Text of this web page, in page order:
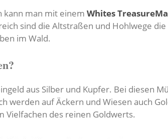
kann man mit einem Whites
sind die Altstraßen und Hohlwege
im Wald.
aus Silber und Kupfer. Bei diesen
werden auf Äckern und Wiesen auch
Vielfachen des reinen Goldwerts.